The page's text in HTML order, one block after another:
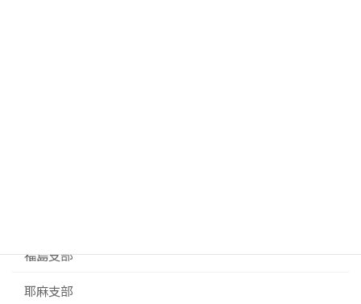
福島支部
耶麻支部